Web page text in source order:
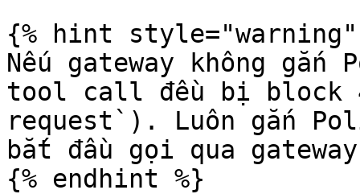
{% hint style="warning"
Nếu gateway không gắn
tool call đều bị block
request`). Luôn gắn
bắt đầu gọi qua
{% endhint %}